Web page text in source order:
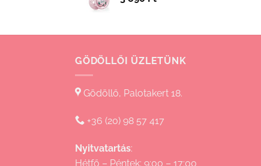
GÖDÖLLŐI ÜZLETÜNK
Gödöllő, Palotakert 18.
+36 (20) 98 57 417
Nyitvatartás:
Hétfő – Péntek: 9:00 – 17:00